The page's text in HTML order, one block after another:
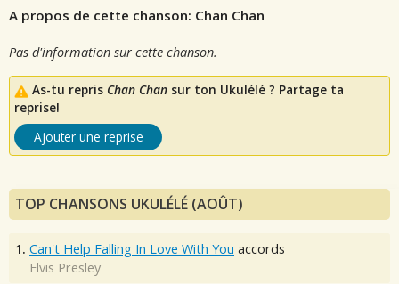
A propos de cette chanson: Chan Chan
Pas d'information sur cette chanson.
As-tu repris Chan Chan sur ton Ukulélé ? Partage ta
reprise!
Ajouter une reprise
TOP CHANSONS UKULÉLÉ (AOÛT)
1. Can't Help Falling In Love With You accords
Elvis Presley